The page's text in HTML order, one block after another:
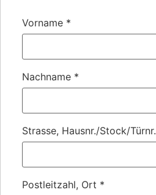
Vorname *
Nachname *
Strasse, Hausnr./Stock/Türnr.
Postleitzahl, Ort *